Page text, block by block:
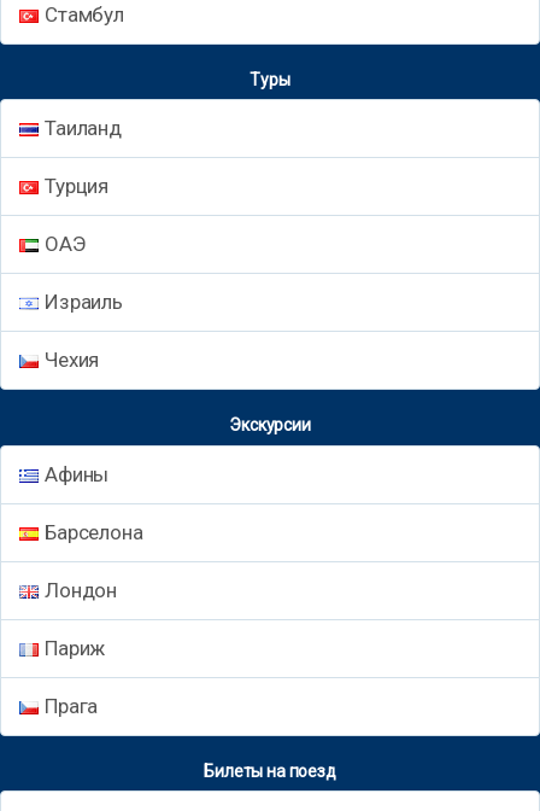
Стамбул
Туры
Таиланд
Турция
ОАЭ
Израиль
Чехия
Экскурсии
Афины
Барселона
Лондон
Париж
Прага
Билеты на поезд